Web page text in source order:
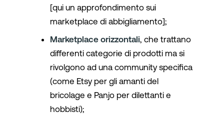
[qui un approfondimento sui
marketplace di abbigliamento];
Marketplace orizzontali, che trattano
differenti categorie di prodotti ma si
rivolgono ad una community specifica
(come Etsy per gli amanti del
bricolage e Panjo per dilettanti e
hobbisti);